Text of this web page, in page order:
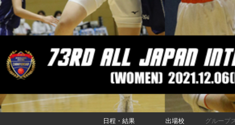
日程・結果 出場校 グループ